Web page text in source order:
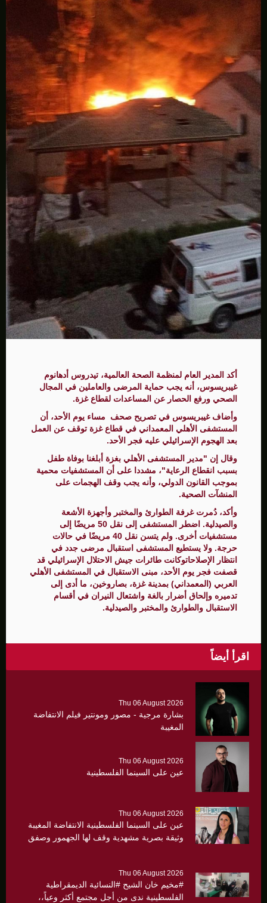
أكد المدير العام لمنظمة الصحة العالمية، تيدروس أدهانوم
غيبريسوس، أنه يجب حماية المرضى والعاملين في المجال
الصحي ورفع الحصار عن المساعدات لقطاع غزة.
وأضاف غيبريسوس في تصريح صحف مساء يوم الأحد، أن
المستشفى الأهلي المعمداني في قطاع غزة توقف عن العمل
بعد الهجوم الإسرائيلي عليه فجر الأحد.
وقال إن "مدير المستشفى الأهلي بغزة أبلغنا بوفاة طفل
بسبب انقطاع الرعاية"، مشددا على أن المستشفيات محمية
بموجب القانون الدولي، وأنه يجب وقف الهجمات على
المنشآت الصحية.
وأكد، دُمرت غرفة الطوارئ والمختبر وأجهزة الأشعة
والصيدلية. اضطر المستشفى إلى نقل 50 مريضًا إلى
مستشفيات أخرى. ولم يتسن نقل 40 مريضًا في حالات
حرجة. ولا يستطيع المستشفى استقبال مرضى جدد في
انتظار الإصلاحاتوكانت طائرات جيش الاحتلال الإسرائيلي قد
قصفت فجر يوم الأحد، مبنى الاستقبال في المستشفى الأهلي
العربي (المعمداني) بمدينة غزة، بصاروخين، ما أدى إلى
تدميره وإلحاق أضرار بالغة واشتعال النيران في أقسام
الاستقبال والطوارئ والمختبر والصيدلية.
اقرأ أيضاً
Thu 06 August 2026
بشارة مرجية - مصور ومونتير فيلم الانتفاضة
المغيبة
Thu 06 August 2026
عين على السينما الفلسطينية
Thu 06 August 2026
عين على السينما الفلسطينية الانتفاضة المغيبة
وثيقة بصرية مشهدية وقف لها الجهمور وصفق
Thu 06 August 2026
#مخيم خان الشيح #النسائية الديمقراطية
الفلسطينية ندى من أجل مجتمع أكثر وعياً،،